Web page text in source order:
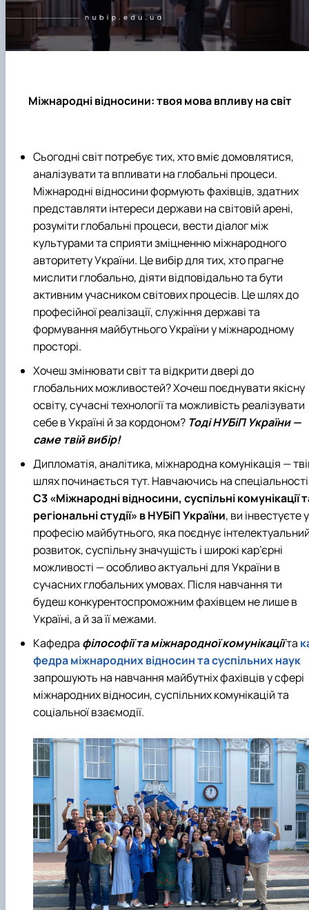
клуб»
Науковий гурток «Філософські проблеми
міжособистісної та міжгрупової комунікаці…
Науковий гурток «Історія держави і права
Міжнародні відносини: твоя мова впливу на світ
Сьогодні світ потребує тих, хто вміє домовлятися,
аналізувати та впливати на глобальні процеси.
Міжнародні відносини формують фахівців, здатних
представляти інтереси держави на світовій арені,
розуміти глобальні процеси, вести діалог між
культурами та сприяти зміцненню міжнародного
авторитету України. Це вибір для тих, хто прагне
мислити глобально, діяти відповідально та бути
активним учасником світових процесів. Це шлях до
професійної реалізації, служіння державі та
формування майбутнього України у міжнародному
просторі.
Хочеш змінювати світ та відкрити двері до
глобальних можливостей? Хочеш поєднувати якісну
освіту, сучасні технології та можливість реалізувати
себе в Україні й за кордоном? Тоді НУБіП України —
саме твій вибір!
Дипломатія, аналітика, міжнародна комунікація —
шлях починається тут. Навчаючись на спеціальності
С3 «Міжнародні відносини, суспільні комунікації
регіональні студії» в НУБіП України, ви інвестуєте у
професію майбутнього, яка поєднує
розвиток, суспільну значущість і широкі кар’єрні
можливості — особливо актуальні для України в
сучасних глобальних умовах. Після навчання ти
будеш конкурентоспроможним фахівцем не лише в
Україні, а й за її межами.
Кафедра філософії та міжнародної комунікаціїта
федра міжнародних відносин та суспільних наук
запрошують на навчання майбутніх фахівців у сфері
міжнародних відносин, суспільних комунікацій та
соціальної взаємодії.